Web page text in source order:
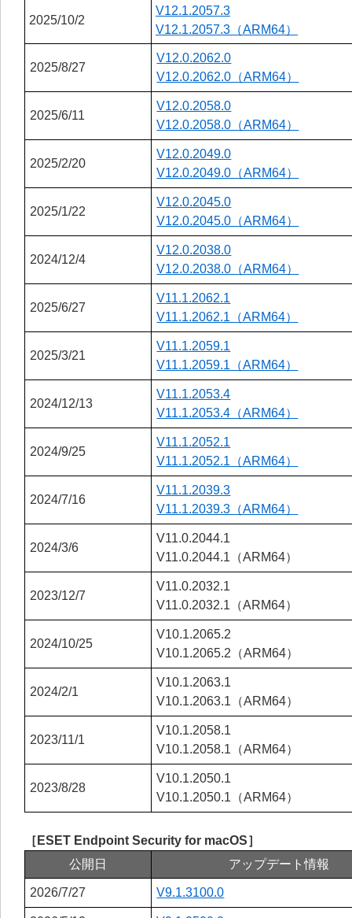
2025/10/2
V12.1.2057.3
V12.1.2057.3（ARM64）
2025/8/27
V12.0.2062.0
V12.0.2062.0（ARM64）
2025/6/11
V12.0.2058.0
V12.0.2058.0（ARM64）
2025/2/20
V12.0.2049.0
V12.0.2049.0（ARM64）
2025/1/22
V12.0.2045.0
V12.0.2045.0（ARM64）
2024/12/4
V12.0.2038.0
V12.0.2038.0（ARM64）
2025/6/27
V11.1.2062.1
V11.1.2062.1（ARM64）
2025/3/21
V11.1.2059.1
V11.1.2059.1（ARM64）
2024/12/13
V11.1.2053.4
V11.1.2053.4（ARM64）
2024/9/25
V11.1.2052.1
V11.1.2052.1（ARM64）
2024/7/16
V11.1.2039.3
V11.1.2039.3（ARM64）
2024/3/6
V11.0.2044.1
V11.0.2044.1（ARM64）
2023/12/7
V11.0.2032.1
V11.0.2032.1（ARM64）
2024/10/25
V10.1.2065.2
V10.1.2065.2（ARM64）
2024/2/1
V10.1.2063.1
V10.1.2063.1（ARM64）
2023/11/1
V10.1.2058.1
V10.1.2058.1（ARM64）
2023/8/28
V10.1.2050.1
V10.1.2050.1（ARM64）
［ESET Endpoint Security for macOS］
公開日
アップデート情報
2026/7/27 V9.1.3100.0